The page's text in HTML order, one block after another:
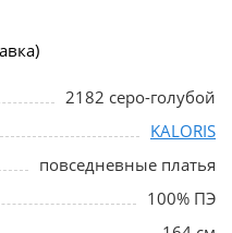
2182 серо-голубой
KALORIS
повседневные платья
100% ПЭ